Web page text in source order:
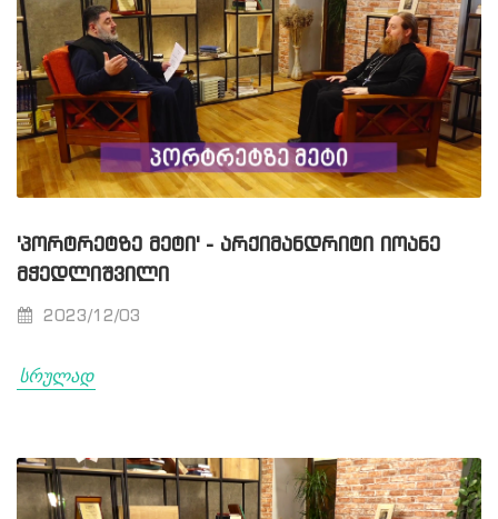
'ᲞᲝᲠᲢᲠᲔᲢᲖᲔ ᲛᲔᲢᲘ' - ᲐᲠᲥᲘᲛᲐᲜᲓᲠᲘᲢᲘ ᲘᲝᲐᲜᲔ
ᲛᲭᲔᲓᲚᲘᲨᲕᲘᲚᲘ
2023/12/03
სრულად